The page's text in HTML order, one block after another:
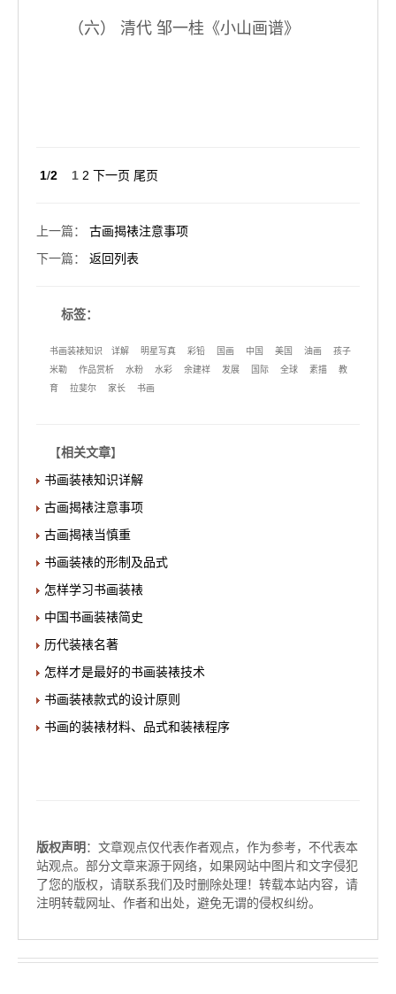
（六） 清代 邹一桂《小山画谱》
1/2 1 2 下一页 尾页
上一篇： 古画揭裱注意事项
下一篇： 返回列表
标签：
书画装裱知识 详解 明星写真 彩铅 国画 中国 美国 油画
孩子
米勒
作品赏析 水粉 水彩 余建祥 发展 国际 全球 素描
教
育
拉斐尔 家长 书画
【相关文章】
书画装裱知识详解
古画揭裱注意事项
古画揭裱当慎重
书画装裱的形制及品式
怎样学习书画装裱
中国书画装裱简史
历代装裱名著
怎样才是最好的书画装裱技术
书画装裱款式的设计原则
书画的装裱材料、品式和装裱程序
版权声明 ：文章观点仅代表作者观点，作为参考，不代表本
站观点。部分文章来源于网络，如果网站中图片和文字侵犯
了您的版权，请联系我们及时删除处理！转载本站内容，请
注明转载网址、作者和出处，避免无谓的侵权纠纷。